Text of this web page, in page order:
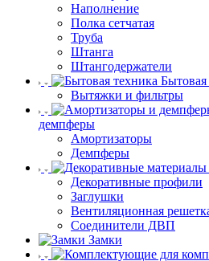
Наполнение
Полка сетчатая
Труба
Штанга
Штангодержатели
Бытовая
Вытяжки и фильтры
демпферы
Амортизаторы
Демпферы
Декоративные профили
Заглушки
Вентиляционная
Соединители ДВП
Замки